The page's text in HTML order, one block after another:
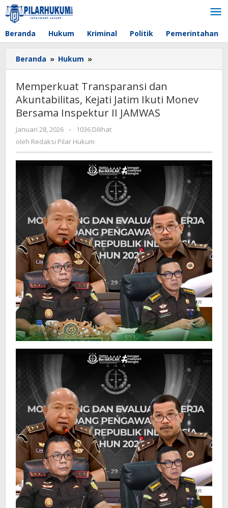
Lewati
ke
konten
Beranda Hukum Kriminal Politik Pemerintahan
Beranda » Hukum »
Transparansi
Akuntabilitas,
Kejati
Jatim
Monev
Bersama
Inspektur
II
JAMWAS
Memperkuat Transparansi dan
Akuntabilitas, Kejati Jatim Ikuti Monev
Bersama Inspektur II JAMWAS
Januari 28, 2026
oleh
Redaksi
Hukum
-
1036 Dilihat
oleh Redaksi Pilar Hukum